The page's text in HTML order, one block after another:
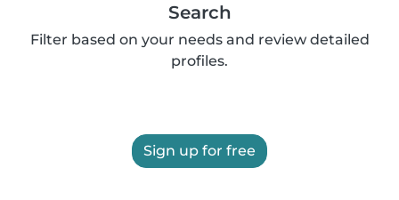
Search
Filter based on your needs and review detailed
profiles.
Sign up for free